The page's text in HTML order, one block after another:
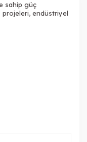
sahip güç
projeleri, endüstriyel